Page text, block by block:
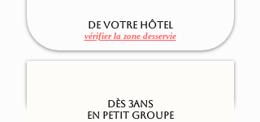
De votre hôtel
vérifier la zone desservie
Dès 3ans
En petit groupe